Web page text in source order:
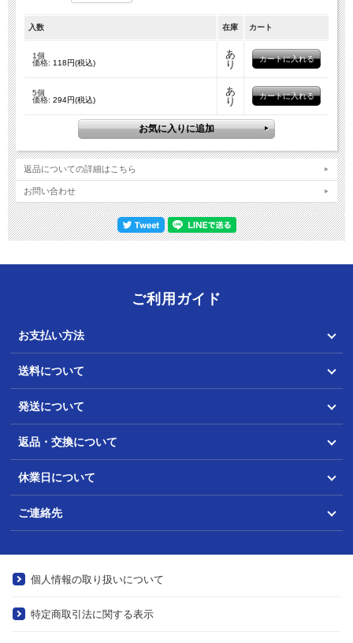
入数 在庫 カート
1個
価格: 118円(税込)
あ
り
5個
価格: 294円(税込)
あ
り
返品についての詳細はこちら
お問い合わせ
ご利用ガイド
お支払い方法
送料について
発送について
返品・交換について
休業日について
ご連絡先
個人情報の取り扱いについて
特定商取引法に関する表示